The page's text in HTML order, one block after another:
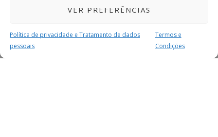
VER PREFERÊNCIAS
Política de privacidade e Tratamento de dados
pessoais
Termos e
Condições